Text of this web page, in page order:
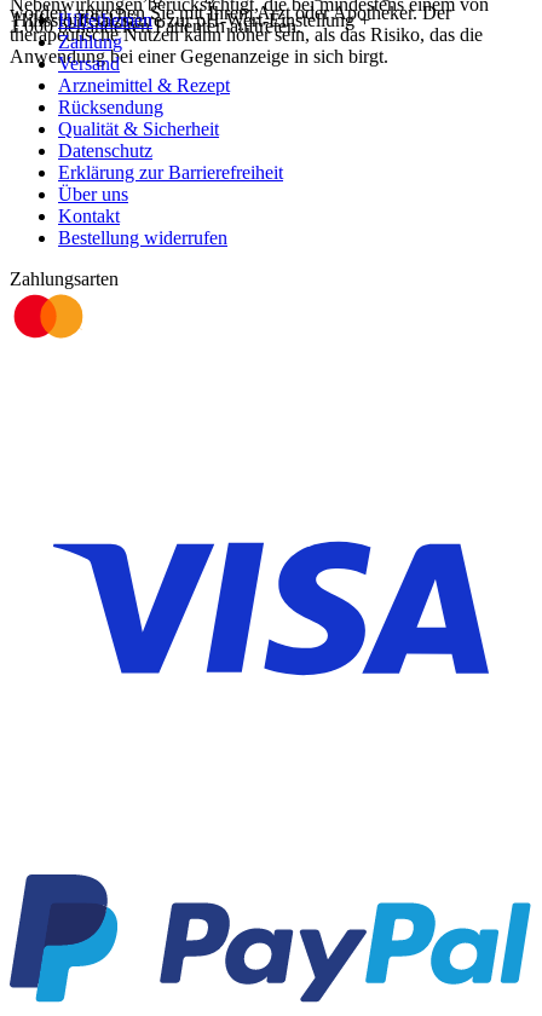
worden, sprechen Sie mit Ihrem Arzt oder Apotheker. Der
therapeutische Nutzen kann höher sein, als das Risiko, das die
Anwendung bei einer Gegenanzeige in sich birgt.
1.000 behandelten Patienten auftreten.
Hilfsstoff Salzsäure zur pH-Wert-Einstellung +
Hilfethemen
Zahlung
Versand
Arzneimittel & Rezept
Rücksendung
Qualität & Sicherheit
Datenschutz
Erklärung zur Barrierefreiheit
Über uns
Kontakt
Bestellung widerrufen
Zahlungsarten